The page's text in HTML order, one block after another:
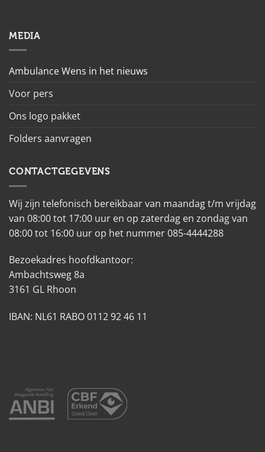
MEDIA
Ambulance Wens in het nieuws
Voor pers
Ons logo pakket
Folders aanvragen
CONTACTGEGEVENS
Wij zijn telefonisch bereikbaar van maandag t/m vrijdag
van 08:00 tot 17:00 uur en op zaterdag en zondag van
08:00 tot 16:00 uur op het nummer 085-4444288
Bezoekadres hoofdkantoor:
Ambachtsweg 8a
3161 GL Rhoon
IBAN: NL61 RABO 0112 92 46 11